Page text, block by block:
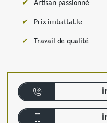
Artisan passionné
Prix imbattable
Travail de qualité